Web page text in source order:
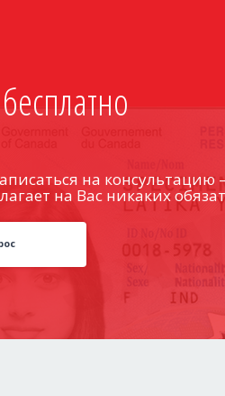
на консультацию
на Вас никаких